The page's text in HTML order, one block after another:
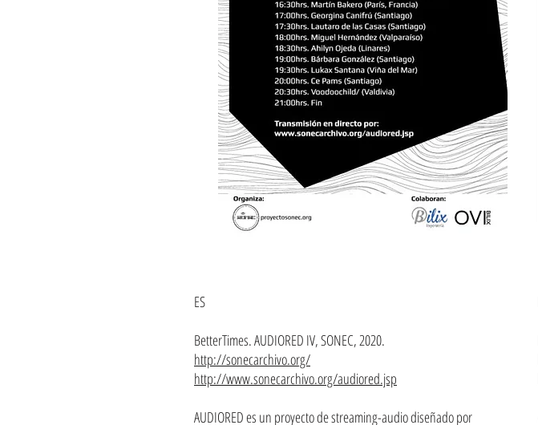
ES
BetterTimes. AUDIORED IV, SONEC, 2020.
http://sonecarchivo.org/
http://www.sonecarchivo.org/audiored.jsp
AUDIORED es un proyecto de streaming-audio diseñado por